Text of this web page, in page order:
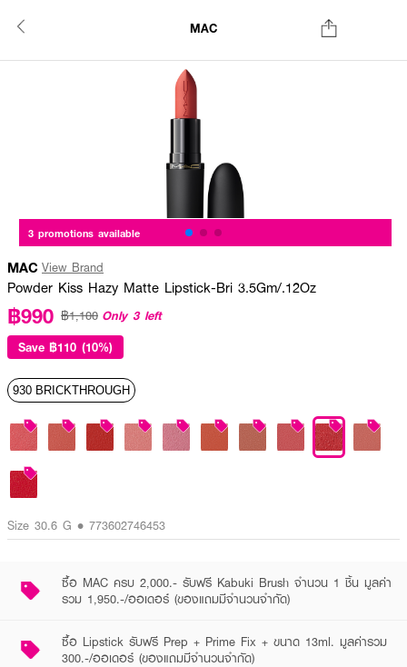
MAC
3 promotions available
MAC View Brand
Powder Kiss Hazy Matte Lipstick-Bri 3.5Gm/.12Oz
฿990 ฿1,100 Only 3 left
Save ฿110 (10%)
930 BRICKTHROUGH
Size 30.6 G • 773602746453
ซื้อ MAC ครบ 2,000.- รับฟรี Kabuki Brush จำนวน 1 ชิ้น มูลค่า
รวม 1,950.-/ออเดอร์ (ของแถมมีจำนวนจำกัด)
ซื้อ Lipstick รับฟรี Prep + Prime Fix + ขนาด 13ml. มูลค่ารวม
300.-/ออเดอร์ (ของแถมมีจำนวนจำกัด)